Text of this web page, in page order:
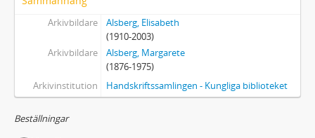
Arkivbildare
Alsberg, Elisabeth
(1910-2003)
Arkivbildare
Alsberg, Margarete
(1876-1975)
Arkivinstitution
Handskriftssamlingen - Kungliga biblioteket
Beställningar